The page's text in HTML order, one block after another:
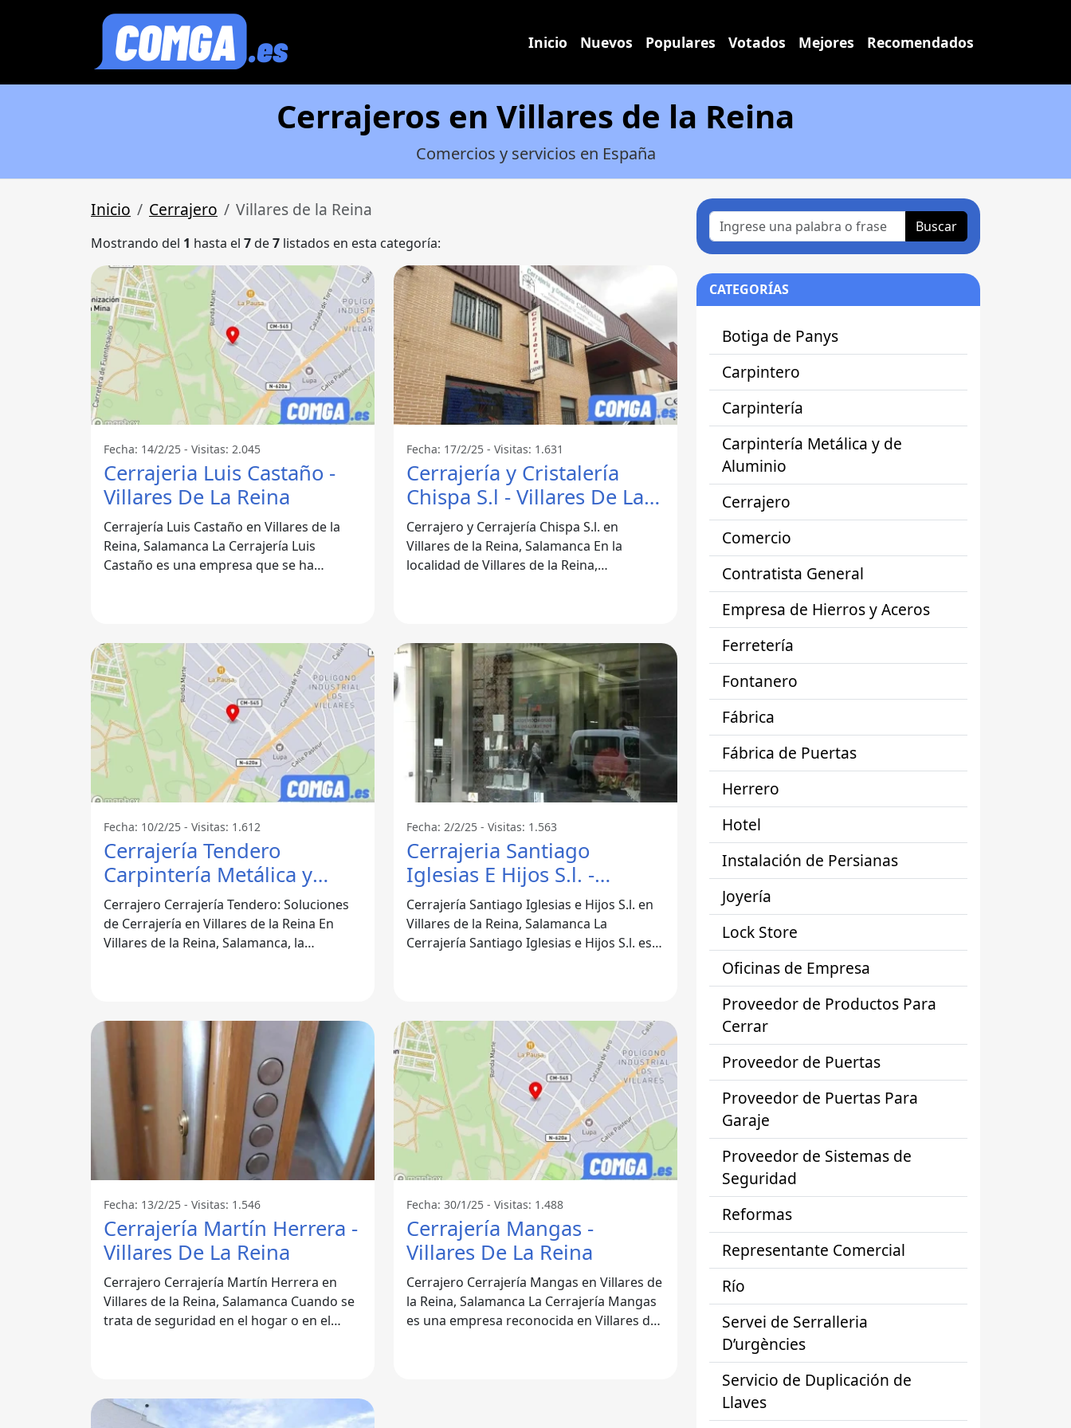
Inicio Nuevos Populares Votados Mejores Recomendados
Cerrajeros en Villares de la Reina
Comercios y servicios en España
Inicio Cerrajero Villares de la Reina
Mostrando del 1 hasta el 7de7 listados en esta categoría:
Fecha: 14/2/25 - Visitas: 2.045
Cerrajeria Luis Castaño -
Villares De La Reina
Cerrajería Luis Castaño en Villares de la
Reina, Salamanca La Cerrajería Luis
Castaño es una empresa que se ha
Fecha: 17/2/25 - Visitas: 1.631
Cerrajería y Cristalería
Chispa S.l - Villares De La
Reina
Cerrajero y Cerrajería Chispa S.l. en
Villares de la Reina, Salamanca En la
localidad de Villares de la Reina,
Fecha: 10/2/25 - Visitas: 1.612
Cerrajería Tendero
Carpintería Metálica y
Puertas Automáticas -
Villares De La Reina
Cerrajero Cerrajería Tendero: Soluciones
de Cerrajería en Villares de la Reina En
Villares de la Reina, Salamanca, la
Fecha: 2/2/25 - Visitas: 1.563
Cerrajeria Santiago
Iglesias E Hijos S.l. -
Villares De La Reina
Cerrajería Santiago Iglesias e Hijos S.l. en
Villares de la Reina, Salamanca La
Cerrajería Santiago Iglesias e Hijos S.l. es
Fecha: 13/2/25 - Visitas: 1.546
Cerrajería Martín Herrera -
Villares De La Reina
Cerrajero Cerrajería Martín Herrera en
Villares de la Reina, Salamanca Cuando se
trata de seguridad en el hogar o en el
Fecha: 30/1/25 - Visitas: 1.488
Cerrajería Mangas -
Villares De La Reina
Cerrajero Cerrajería Mangas en Villares de
la Reina, Salamanca La Cerrajería Mangas
es una empresa reconocida en Villares de
Buscar
CATEGORÍAS
Botiga de Panys
Carpintero
Carpintería
Carpintería Metálica y de
Aluminio
Cerrajero
Comercio
Contratista General
Empresa de Hierros y Aceros
Ferretería
Fontanero
Fábrica
Fábrica de Puertas
Herrero
Hotel
Instalación de Persianas
Joyería
Lock Store
Oficinas de Empresa
Proveedor de Productos Para
Cerrar
Proveedor de Puertas
Proveedor de Puertas Para
Garaje
Proveedor de Sistemas de
Seguridad
Reformas
Representante Comercial
Río
Servei de Serralleria
D’urgències
Servicio de Duplicación de
Llaves